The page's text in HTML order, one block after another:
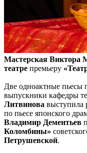
Мастерская Виктора
театре премьеру «
Две одноактные пьесы
выпускники кафедры
Литвинова выступила
по пьесе японского
Владимир Дементьев
Коломбины»
Петрушевской.